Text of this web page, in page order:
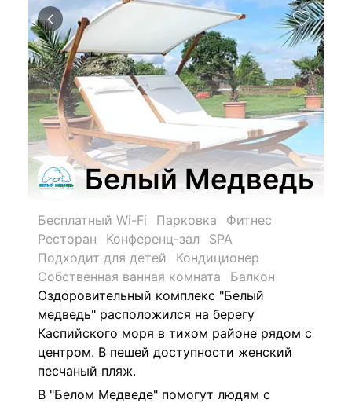
Белый Медведь
Бесплатный Wi-Fi Парковка
Фитнес
Ресторан
Конференц-зал
SPA
Подходит для детей
Кондиционер
Собственная ванная комната
Балкон
Оздоровительный комплекс "Белый
медведь" расположился на берегу
Каспийского моря в тихом районе рядом с
центром. В пешей доступности женский
песчаный пляж.
В "Белом Медведе" помогут людям с